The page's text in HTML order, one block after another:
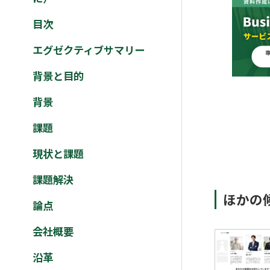
目次
エグゼクティブサマリー
背景と目的
背景
課題
現状と課題
課題解決
論点
会社概要
沿革
ほかの